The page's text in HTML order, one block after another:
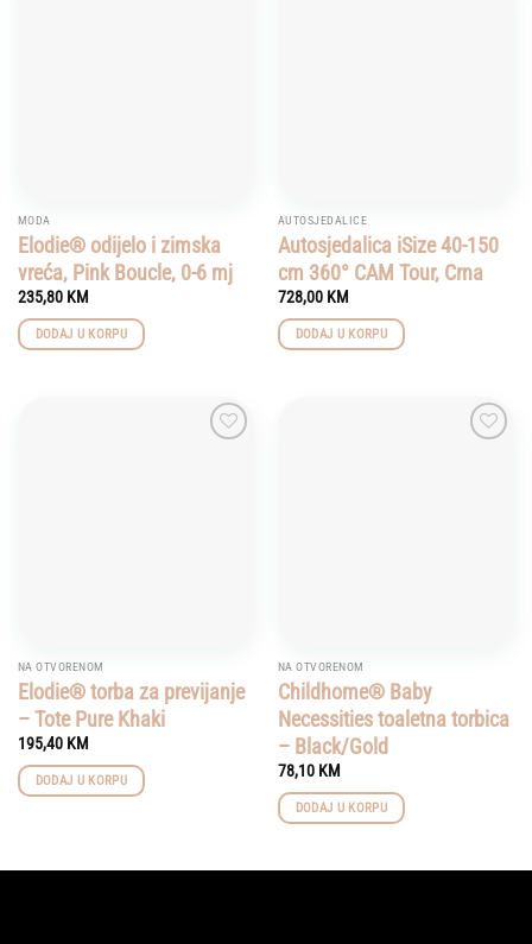
MODA
Elodie® odijelo i zimska
vreća, Pink Boucle, 0-6 mj
235,80 KM
DODAJ U KORPU
AUTOSJEDALICE
Autosjedalica iSize 40-150
cm 360° CAM Tour, Crna
728,00 KM
DODAJ U KORPU
NA OTVORENOM
Elodie® torba za previjanje
– Tote Pure Khaki
195,40 KM
DODAJ U KORPU
NA OTVORENOM
Childhome® Baby
Necessities toaletna torbica
– Black/Gold
78,10 KM
DODAJ U KORPU